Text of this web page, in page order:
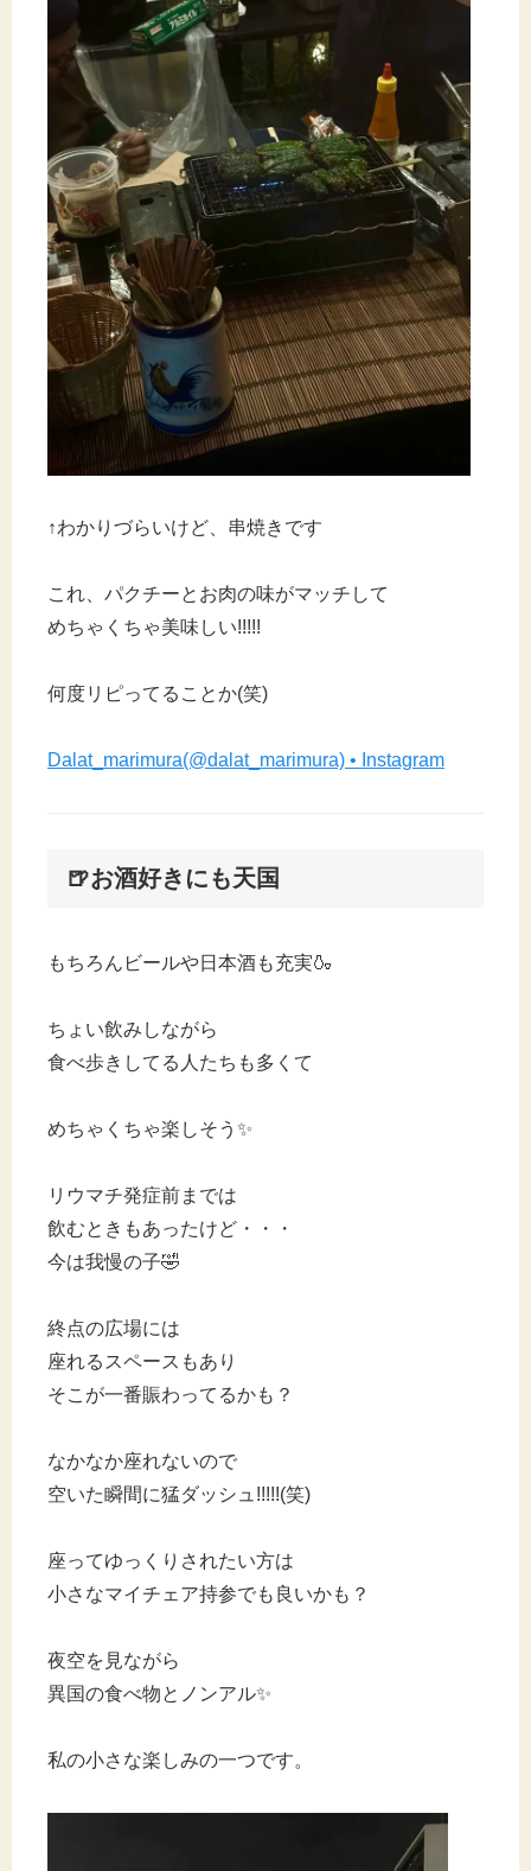
↑わかりづらいけど、串焼きです
これ、パクチーとお肉の味がマッチして
めちゃくちゃ美味しい!!!!!
何度リピってることか(笑)
Dalat_marimura(@dalat_marimura) • Instagram
🍺お酒好きにも天国
もちろんビールや日本酒も充実🍶
ちょい飲みしながら
食べ歩きしてる人たちも多くて
めちゃくちゃ楽しそう✨
リウマチ発症前までは
飲むときもあったけど・・・
今は我慢の子🤣
終点の広場には
座れるスペースもあり
そこが一番賑わってるかも？
なかなか座れないので
空いた瞬間に猛ダッシュ!!!!!(笑)
座ってゆっくりされたい方は
小さなマイチェア持参でも良いかも？
夜空を見ながら
異国の食べ物とノンアル✨
私の小さな楽しみの一つです。